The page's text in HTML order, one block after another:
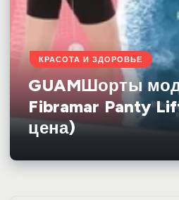
КРАСОТА И ЗДОРОВЬЕ
GUAMШорты
Fibramar Panty
цена)